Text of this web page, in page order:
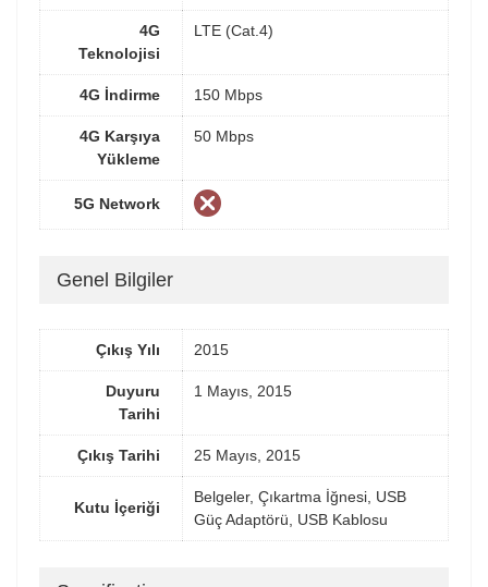
4G
Teknolojisi
LTE (Cat.4)
4G İndirme 150 Mbps
4G Karşıya
Yükleme
50 Mbps
5G Network
Genel Bilgiler
Çıkış Yılı 2015
Duyuru
Tarihi
1 Mayıs, 2015
Çıkış Tarihi 25 Mayıs, 2015
Kutu İçeriği
Belgeler, Çıkartma İğnesi, USB
Güç Adaptörü, USB Kablosu